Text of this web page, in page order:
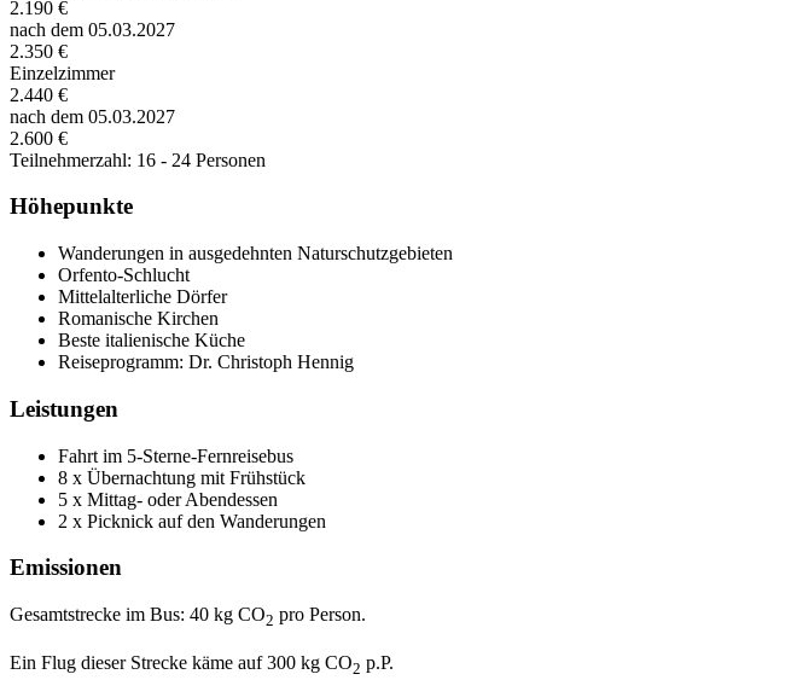
2.190 €
nach dem 05.03.2027
2.350 €
Einzelzimmer
2.440 €
nach dem 05.03.2027
2.600 €
Teilnehmerzahl: 16 - 24 Personen
Höhepunkte
Wanderungen in ausgedehnten Naturschutzgebieten
Orfento-Schlucht
Mittelalterliche Dörfer
Romanische Kirchen
Beste italienische Küche
Reiseprogramm: Dr. Christoph Hennig
Leistungen
Fahrt im 5-Sterne-Fernreisebus
8 x Übernachtung mit Frühstück
5 x Mittag- oder Abendessen
2 x Picknick auf den Wanderungen
Emissionen
Gesamtstrecke im Bus: 40 kg CO2 pro Person.
Ein Flug dieser Strecke käme auf 300 kg CO2 p.P.